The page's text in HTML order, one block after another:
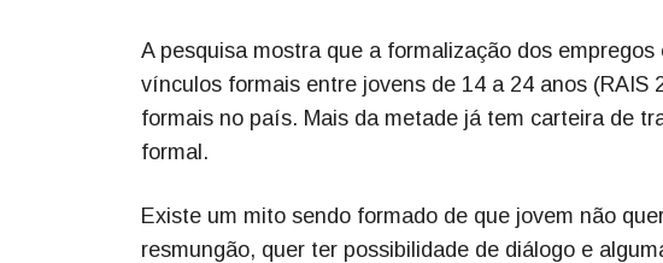
A pesquisa mostra que a formalização dos
vínculos formais entre jovens de 14 a 24 anos
formais no país. Mais da metade já tem carteira de
formal.
Existe um mito sendo formado de que jovem não
resmungão, quer ter possibilidade de diálogo e